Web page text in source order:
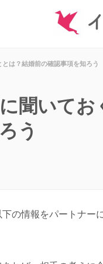
は？結婚前の確認事項を知ろう
聞いて
う
の情報をパートナー